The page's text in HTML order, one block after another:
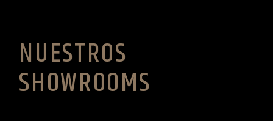
NUESTROS
SHOWROOMS